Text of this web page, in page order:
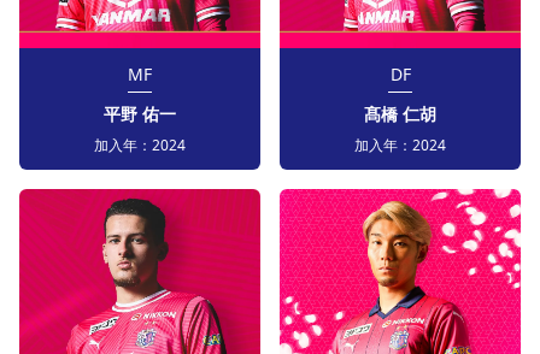
MF
平野 佑一
加入年： 2024
DF
髙橋 仁胡
加入年： 2024